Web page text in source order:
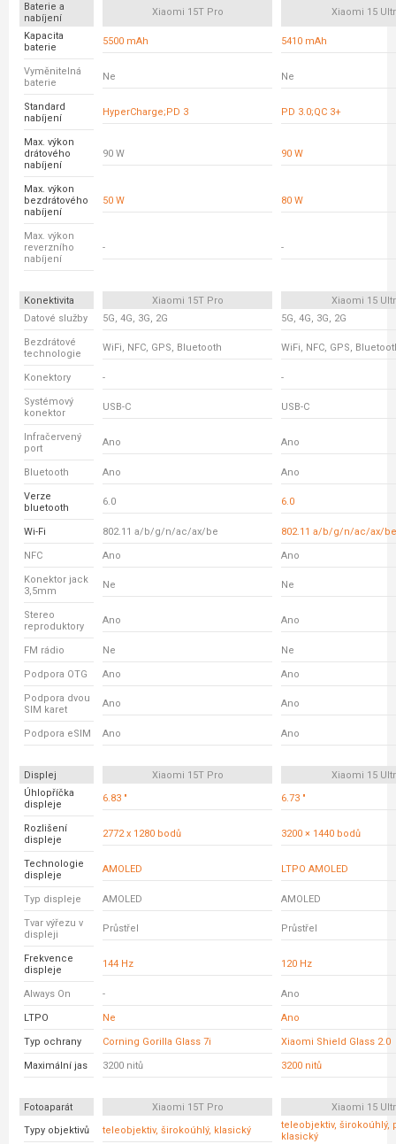
Baterie a
nabíjení
Xiaomi 15T Pro Xiaomi 15
Kapacita
baterie
5500 mAh 5410 mAh
Vyměnitelná
baterie
Ne Ne
Standard
nabíjení
HyperCharge;PD 3 PD 3.0;QC 3+
Max. výkon
drátového
nabíjení
90 W 90 W
Max. výkon
bezdrátového
nabíjení
50 W 80 W
Max. výkon
reverzního
nabíjení
- -
Konektivita Xiaomi 15T Pro
Xiaomi 15
Datové služby
5G, 4G, 3G, 2G 5G, 4G, 3G, 2G
Bezdrátové
technologie
WiFi, NFC, GPS, Bluetooth WiFi, NFC, GPS,
Konektory - -
Systémový
konektor
USB-C USB-C
Infračervený
port
Ano Ano
Bluetooth Ano Ano
Verze
bluetooth
6.0 6.0
Wi-Fi 802.11 a/b/g/n/ac/ax/be 802.11 a/b/g/n/ac/ax/be
NFC Ano Ano
Konektor jack
3,5mm
Ne Ne
Stereo
reproduktory
Ano Ano
FM rádio Ne Ne
Podpora OTG Ano Ano
Podpora dvou
SIM karet
Ano Ano
Podpora eSIM Ano Ano
Displej Xiaomi 15T Pro
Xiaomi 15
Úhlopříčka
displeje
6.83 " 6.73 "
Rozlišení
displeje
2772 x 1280 bodů 3200 × 1440 bodů
Technologie
displeje
AMOLED LTPO AMOLED
Typ displeje AMOLED AMOLED
Tvar výřezu v
displeji
Průstřel Průstřel
Frekvence
displeje
144 Hz 120 Hz
Always On - Ano
LTPO Ne Ano
Typ ochrany Corning Gorilla Glass 7i Xiaomi Shield Glass 2.0
Maximální jas 3200 nitů 3200 nitů
Fotoaparát Xiaomi 15T Pro
Xiaomi 15
Typy objektivů
teleobjektiv, širokoúhlý, klasický
teleobjektiv, širokoúhlý,
klasický